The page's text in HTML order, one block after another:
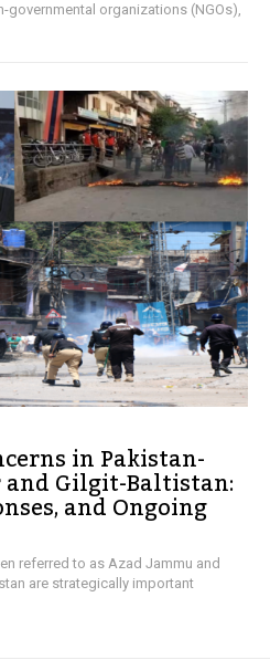
governmental organizations (NGOs),
in Pakistan-
and Gilgit-Baltistan:
and Ongoing
referred to as Azad Jammu and
are strategically important